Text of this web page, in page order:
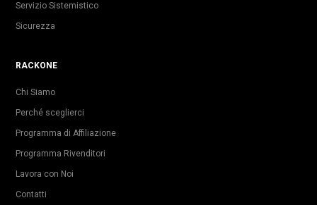
Servizio Sistemistico
Sicurezza
RACKONE
Chi Siamo
Perché sceglierci
Programma di Affiliazione
Programma Rivenditori
Lavora con Noi
Contatti